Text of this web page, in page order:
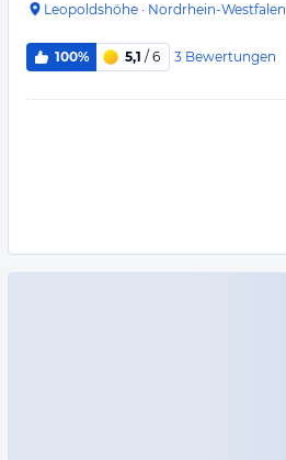
Leopoldshöhe · Nordrhein-Westfalen
100% 5,1 / 6 3 Bewertungen